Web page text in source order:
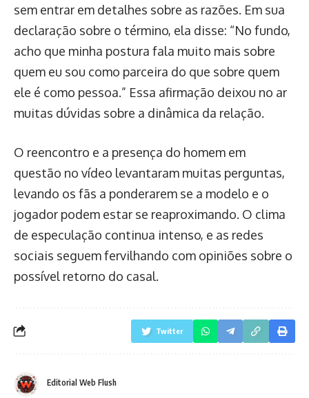
sem entrar em detalhes sobre as razões. Em sua
declaração sobre o término, ela disse: “No fundo,
acho que minha postura fala muito mais sobre
quem eu sou como parceira do que sobre quem
ele é como pessoa.” Essa afirmação deixou no ar
muitas dúvidas sobre a dinâmica da relação.
O reencontro e a presença do homem em
questão no vídeo levantaram muitas perguntas,
levando os fãs a ponderarem se a modelo e o
jogador podem estar se reaproximando. O clima
de especulação continua intenso, e as redes
sociais seguem fervilhando com opiniões sobre o
possível retorno do casal.
Twitter
Editorial Web Flush